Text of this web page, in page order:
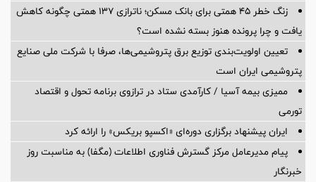
زنگ خطر ۴۵ همتی برای بانک مسکن؛ ناترازی ۱۳۷ همتی چگونه کاهش
یافت و چرا پرونده هنوز بسته نشده است؟
تعیین اولویت‌بندی توزیع برق پتروشیمی‌ها، صرفا با شرکت ملی صنایع
پتروشیمی ایران است
ممیزی بیمه آسیا / کارآمدی ستاد در ترازوی برنامه تحول و اقتصاد
تورمی
ایران پیشنهاد برگزاری دوره‌ای «اکسپو بریکس» را ارائه کرد
پیام مدیرعامل مرکز گسترش فناوری اطلاعات (مگفا) به مناسبت روز
خبرنگار